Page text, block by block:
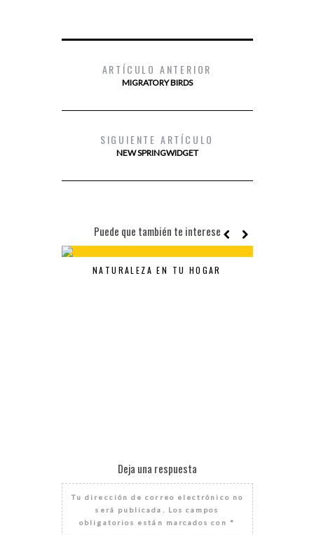
ARTÍCULO ANTERIOR
MIGRATORY BIRDS
SIGUIENTE ARTÍCULO
NEW SPRINGWIDGET
Puede que también te interese
NATURALEZA EN TU HOGAR
Deja una respuesta
Tu dirección de correo electrónico no
será publicada.
Los campos
obligatorios están marcados con *